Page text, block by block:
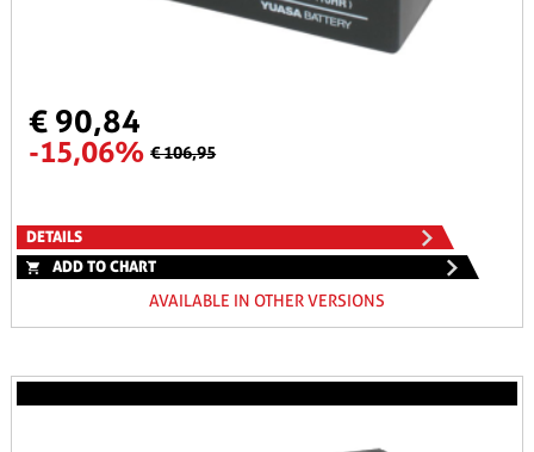
€ 90,84
-15,06% € 106,95
DETAILS
ADD TO CHART
AVAILABLE IN OTHER VERSIONS